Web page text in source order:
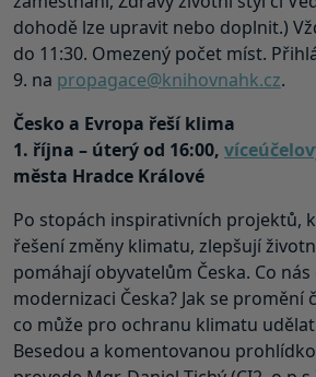
dohodě lze upravit nebo doplnit.)
do 11:30. Omezený počet míst.
9. na propagace@knihovnahk.cz.
Česko a Evropa řeší klima
1. října – úterý od 16:00,
města Hradce Králové
Po stopách inspirativních projektů,
řešení změny klimatu, zlepšují
pomáhají obyvatelům Česka. Co
modernizaci Česka? Jak se promění
co může pro ochranu klimatu udělat
Besedou a komentovanou